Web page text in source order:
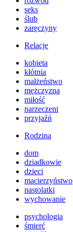
seks
ślub
zaręczyny
Relacje
kobieta
kłótnia
małżeństwo
mężczyzna
miłość
narzeczeni
przyjaźń
Rodzina
dom
dziadkowie
dzieci
macierzyństwo
nastolatki
wychowanie
psychologia
śmierć